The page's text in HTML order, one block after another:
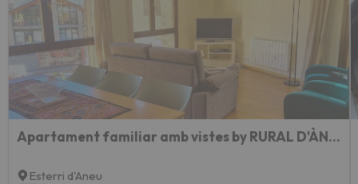
Apartament familiar amb vistes by RURAL D'ÀNEU
Esterri d'Aneu